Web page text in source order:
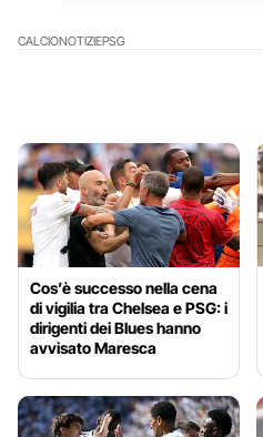
CALCIONOTIZIEPSG
Cos’è successo nella cena
di vigilia tra Chelsea e PSG: i
dirigenti dei Blues hanno
avvisato Maresca